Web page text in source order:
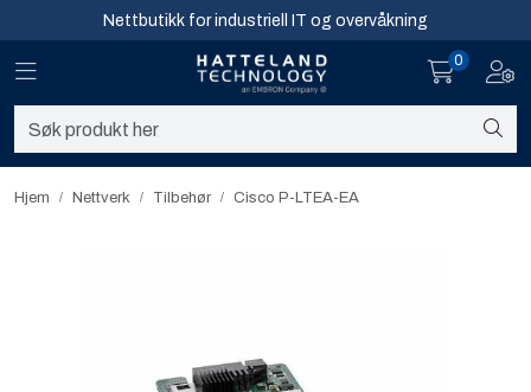
Skip to main contentNettbutikk for industriell IT og overvåkning
Toggle navigation
0
Hjem Nettverk Tilbehør Cisco P-LTEA-EA
Nettverk